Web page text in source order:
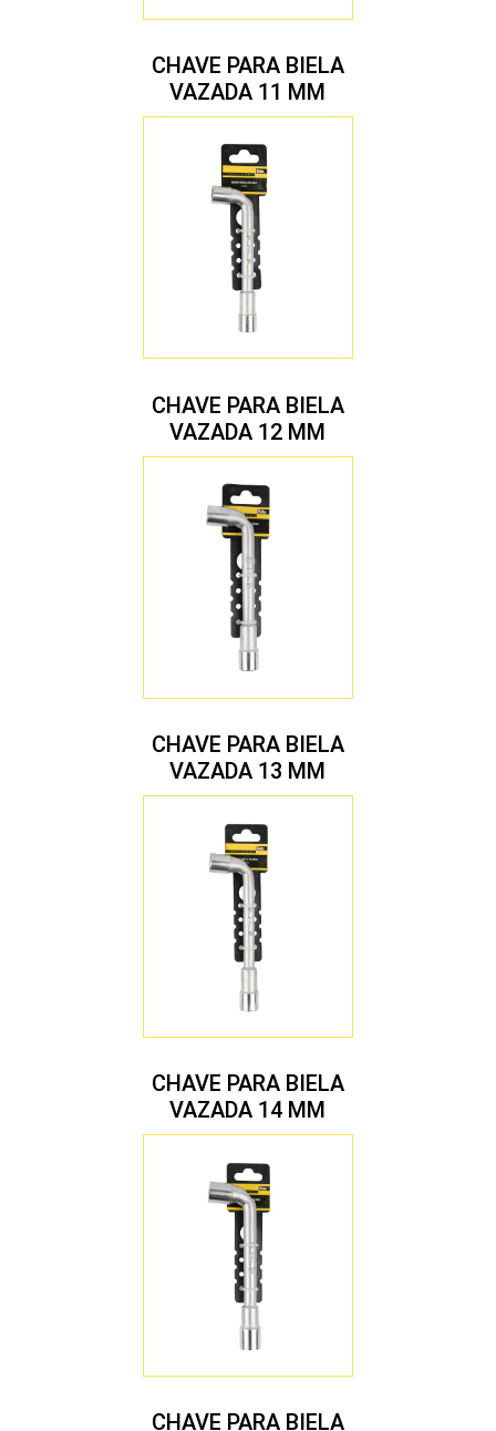
CHAVE PARA BIELA
VAZADA 11 MM
CHAVE PARA BIELA
VAZADA 12 MM
CHAVE PARA BIELA
VAZADA 13 MM
CHAVE PARA BIELA
VAZADA 14 MM
CHAVE PARA BIELA